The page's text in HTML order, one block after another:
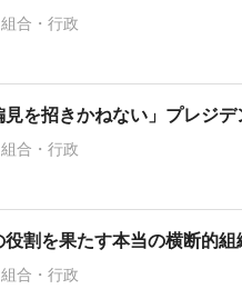
組合・行政
見を招きかねない」プレジ
組合・行政
役割を果たす本当の横断的
組合・行政